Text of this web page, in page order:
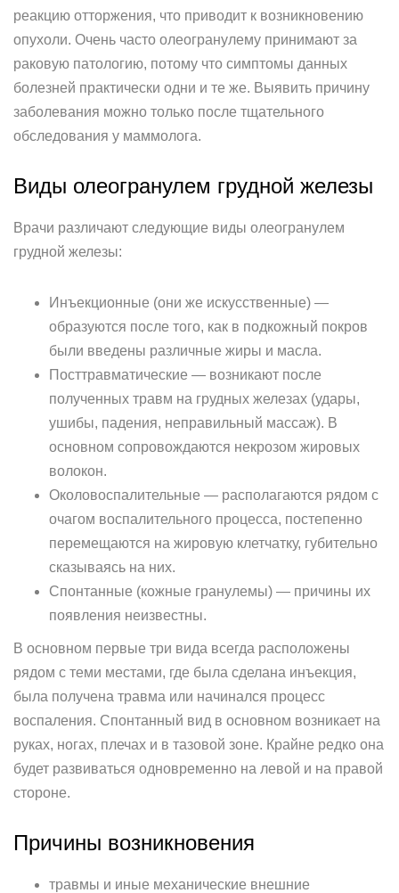
реакцию отторжения, что приводит к возникновению
опухоли. Очень часто олеогранулему принимают за
раковую патологию, потому что симптомы данных
болезней практически одни и те же. Выявить причину
заболевания можно только после тщательного
обследования у маммолога.
Виды олеогранулем грудной железы
Врачи различают следующие виды олеогранулем
грудной железы:
Инъекционные (они же искусственные) —
образуются после того, как в подкожный покров
были введены различные жиры и масла.
Посттравматические — возникают после
полученных травм на грудных железах (удары,
ушибы, падения, неправильный массаж). В
основном сопровождаются некрозом жировых
волокон.
Околовоспалительные — располагаются рядом с
очагом воспалительного процесса, постепенно
перемещаются на жировую клетчатку, губительно
сказываясь на них.
Спонтанные (кожные гранулемы) — причины их
появления неизвестны.
В основном первые три вида всегда расположены
рядом с теми местами, где была сделана инъекция,
была получена травма или начинался процесс
воспаления. Спонтанный вид в основном возникает на
руках, ногах, плечах и в тазовой зоне. Крайне редко она
будет развиваться одновременно на левой и на правой
стороне.
Причины возникновения
травмы и иные механические внешние